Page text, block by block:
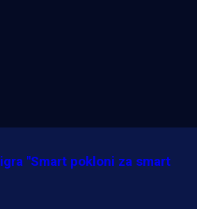
"Smart pokloni za smart